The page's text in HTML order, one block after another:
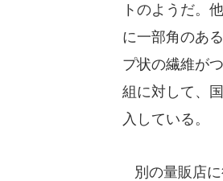
トのようだ。
に一部角のあ
プ状の繊維が
組に対して、
入している。
別の量販店に